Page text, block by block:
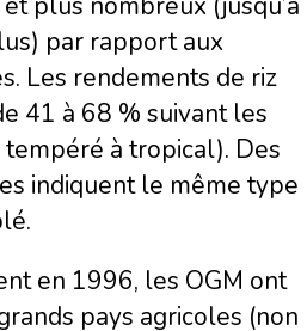
par rapport aux
Les rendements de riz
41 à 68 % suivant les
à tropical). Des
indiquent le même type
en 1996, les OGM ont
pays agricoles (non